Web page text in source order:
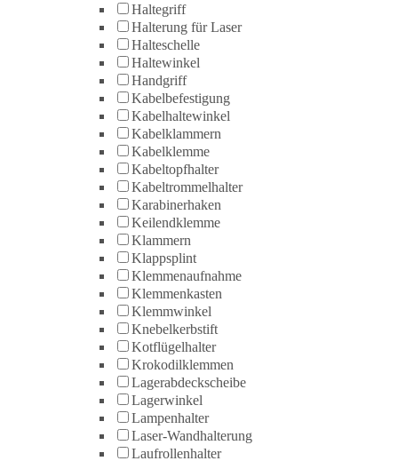
Haltegriff
Halterung für Laser
Halteschelle
Haltewinkel
Handgriff
Kabelbefestigung
Kabelhaltewinkel
Kabelklammern
Kabelklemme
Kabeltopfhalter
Kabeltrommelhalter
Karabinerhaken
Keilendklemme
Klammern
Klappsplint
Klemmenaufnahme
Klemmenkasten
Klemmwinkel
Knebelkerbstift
Kotflügelhalter
Krokodilklemmen
Lagerabdeckscheibe
Lagerwinkel
Lampenhalter
Laser-Wandhalterung
Laufrollenhalter